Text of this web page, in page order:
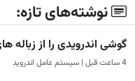
نوشته‌های تازه:
گوشی اندرویدی را از زباله
4 ساعت قبل | سیستم عامل اندروید